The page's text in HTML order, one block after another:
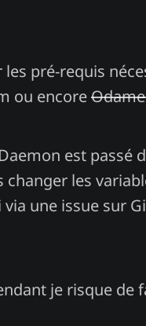
pré-requis
ou encore
est passé
les
via une issue sur
je risque de